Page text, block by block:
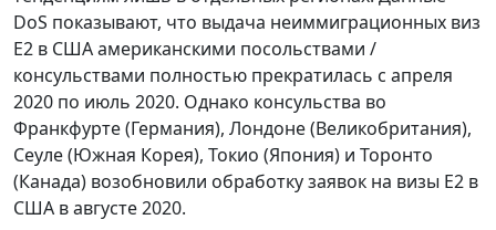
DoS показывают, что выдача неиммиграционных виз
E2 в США американскими посольствами /
консульствами полностью прекратилась с апреля
2020 по июль 2020. Однако консульства во
Франкфурте (Германия), Лондоне (Великобритания),
Сеуле (Южная Корея), Токио (Япония) и Торонто
(Канада) возобновили обработку заявок на визы E2 в
США в августе 2020.